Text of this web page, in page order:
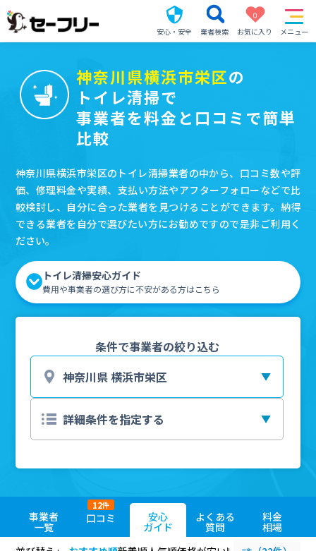
安心・安全 業者検索
0
お気に入り
メニュー
神奈川県横浜市栄区の
トイレ清掃で
事業者を料金と口コミで簡単
比較
神奈川県横浜市栄区のトイレ清掃業者の中から、口コミ数や評
価、修理料金や実績、支払い方法やアフターフォローなどで比
較検討し、自分に合った業者を見つけることができます。納得
できる業者を自分で選びたい方にお勧めですので是非ご利用く
ださい。
トイレ清掃安心ガイド
費用や事業者の選び方に不安がある方はこちら
条件で事業者の絞り込む
事業者
一覧
口コミ
12件
安心
ガイド
よくある
質問
料金
相場